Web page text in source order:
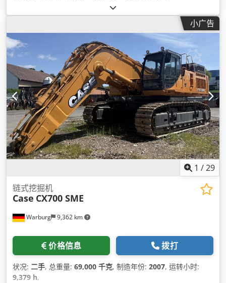
小广告
1 /29
Warburg 9,362 km
链式挖掘机
Case CX700 SME
价格信息 拨打
状况: 二手, 总重量: 69,000 千克, 制造年份: 2007, 运转小时:
9,379 h,